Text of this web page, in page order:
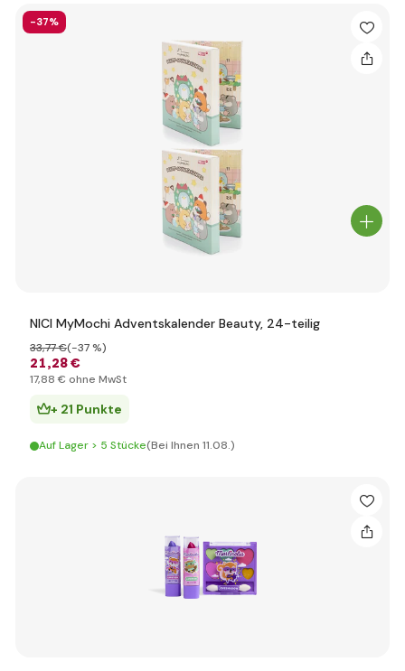
-37%
NICI MyMochi Adventskalender Beauty, 24-teilig
21,28 €
33,77 €(-37 %)
17,88 € ohne MwSt
+ 21 Punkte
Auf Lager > 5 Stücke(Bei Ihnen 11.08.)